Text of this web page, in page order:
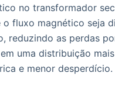
no transformador
o fluxo magnético seja
reduzindo as perdas
uma distribuição
e menor desperdício.